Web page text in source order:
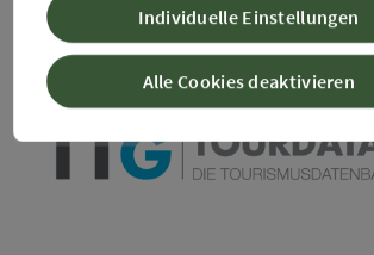
PDF erstellen
powered by TOURDATA Änderung
Alle Cookies deaktivieren
Individuelle Einstellungen